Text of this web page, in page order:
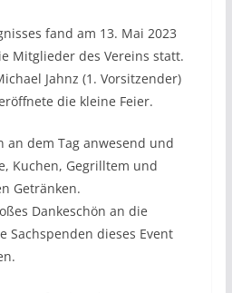
fand am 13. Mai 2023
Mitglieder des Vereins statt.
Jahnz (1. Vorsitzender)
die kleine Feier.
an dem Tag anwesend und
Kuchen, Gegrilltem und
Getränken.
Dankeschön an die
Sachspenden dieses Event